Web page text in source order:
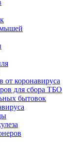
от коронавируса
для сбора ТБО
бытовок